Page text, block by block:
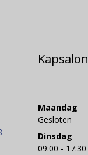
Kapsalon
Maandag
Gesloten
Dinsdag
09:00 - 17:30